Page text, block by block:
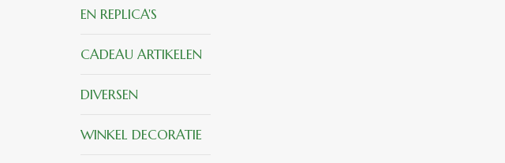
EN REPLICA'S
CADEAU ARTIKELEN
DIVERSEN
WINKEL DECORATIE